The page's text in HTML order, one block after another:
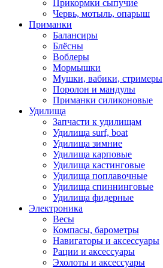
Прикормки сыпучие
Червь, мотыль, опарыш
Приманки
Балансиры
Блёсны
Воблеры
Мормышки
Мушки, вабики, стримеры
Поролон и мандулы
Приманки силиконовые
Удилища
Запчасти к удилищам
Удилища surf, boat
Удилища зимние
Удилища карповые
Удилища кастинговые
Удилища поплавочные
Удилища спиннинговые
Удилища фидерные
Электроника
Весы
Компасы, барометры
Навигаторы и аксессуары
Рации и аксессуары
Эхолоты и аксессуары